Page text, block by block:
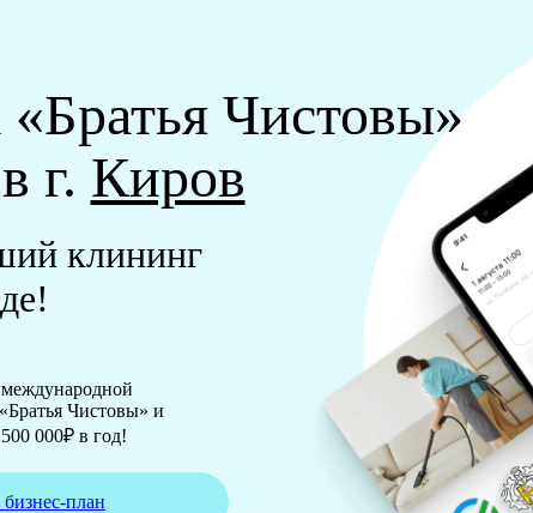
Чистовы»
г. Киров
клининг
Чистовы» и
000₽ в год!
план
- русские девушки, в возрасте от 24 до 40 лет.
обучающем центре, а также проверку в службе
"Братья Чистовы".
и химический средств, которые наши клинеры привозят с